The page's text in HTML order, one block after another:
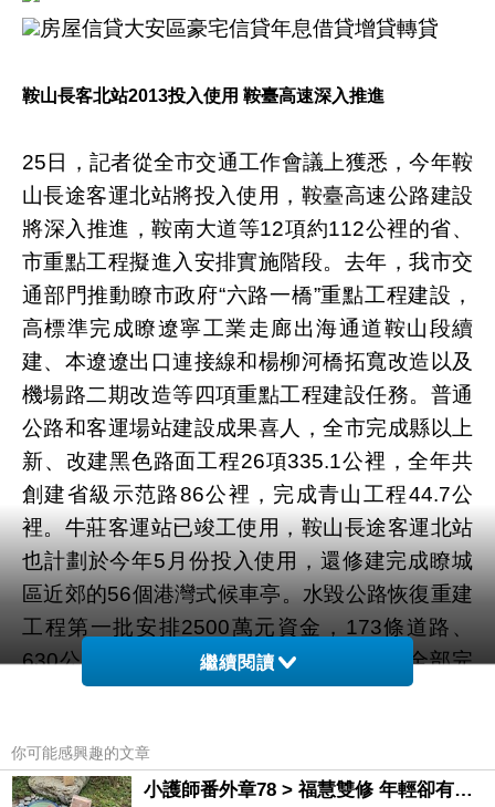
房屋信貸大安區豪宅信貸年息借貸增貸轉貸
鞍山長客北站2013投入使用 鞍臺高速深入推進
25日，記者從全市交通工作會議上獲悉，今年鞍
山長途客運北站將投入使用，鞍臺高速公路建設
將深入推進，鞍南大道等12項約112公裡的省、
市重點工程擬進入安排實施階段。去年，我市交
通部門推動瞭市政府“六路一橋”重點工程建設，
高標準完成瞭遼寧工業走廊出海通道鞍山段續
建、本遼遼出口連接線和楊柳河橋拓寬改造以及
機場路二期改造等四項重點工程建設任務。普通
公路和客運場站建設成果喜人，全市完成縣以上
新、改建黑色路面工程26項335.1公裡，全年共
創建省級示范路86公裡，完成青山工程44.7公
裡。牛莊客運站已竣工使用，鞍山長途客運北站
也計劃於今年5月份投入使用，還修建完成瞭城
區近郊的56個港灣式候車亭。水毀公路恢復重建
工程第一批安排2500萬元資金，173條道路、
630公裡的766萬立方米路基恢復工程已全部完
成，海城、岫巖地區的水毀交通得到較好恢復。
從鞍山至臺安的鞍臺高速是沈大高速和京沈高速
的連接線，全程57.2公裡。鞍臺高速的開通將縮
繼續閱讀
你可能感興趣的文章
小護師番外章78 > 福慧雙修 年輕卻有個老靈魂 ㄑ金剛經〉podcast